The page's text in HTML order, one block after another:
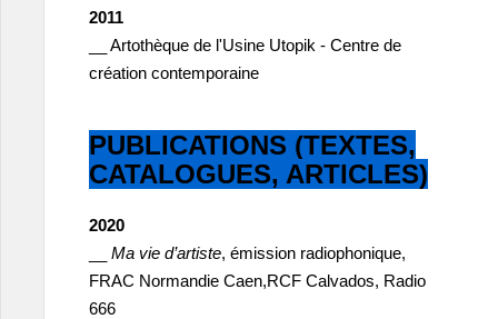
2011
__ Artothèque de l'Usine Utopik - Centre de
création contemporaine
PUBLICATIONS (TEXTES,
CATALOGUES, ARTICLES)
2020
Ma vie d’artiste, émission radiophonique,
FRAC Normandie Caen,RCF Calvados, Radio
666